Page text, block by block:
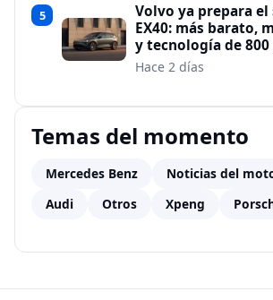
5
Volvo ya prepara
EX40: más barato,
y tecnología de
Hace 2 días
Temas del momento
Mercedes Benz Noticias del
Audi
Otros Xpeng